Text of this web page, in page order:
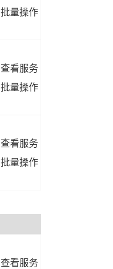
批量操作
查看服务
批量操作
查看服务
批量操作
查看服务